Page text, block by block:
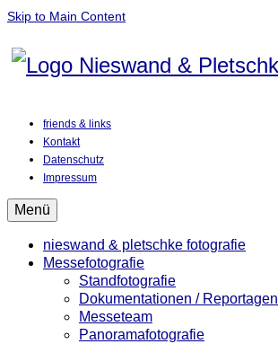
Skip to Main Content
friends & links
Kontakt
Datenschutz
Impressum
Menü
nieswand & pletschke fotografie
Messefotografie
Standfotografie
Dokumentationen / Reportagen
Messeteam
Panoramafotografie